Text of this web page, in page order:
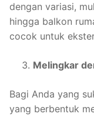
dengan variasi,
hingga balkon
cocok untuk
Melingkar
Bagi Anda yang
yang berbentuk